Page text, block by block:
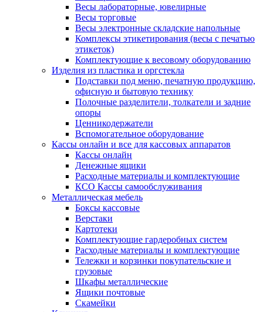
Весы лабораторные, ювелирные
Весы торговые
Весы электронные складские напольные
Комплексы этикетирования (весы с печатью
этикеток)
Комплектующие к весовому оборудованию
Изделия из пластика и оргстекла
Подставки под меню, печатную продукцию,
офисную и бытовую технику
Полочные разделители, толкатели и задние
опоры
Ценникодержатели
Вспомогательное оборудование
Кассы онлайн и все для кассовых аппаратов
Кассы онлайн
Денежные ящики
Расходные материалы и комплектующие
КСО Кассы самообслуживания
Металлическая мебель
Боксы кассовые
Верстаки
Картотеки
Комплектующие гардеробных систем
Расходные материалы и комплектующие
Тележки и корзинки покупательские и
грузовые
Шкафы металлические
Ящики почтовые
Скамейки